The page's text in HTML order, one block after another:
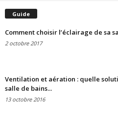
Guide
Comment choisir l’éclairage de sa
2 octobre 2017
Ventilation et aération : quelle
salle de bains...
13 octobre 2016